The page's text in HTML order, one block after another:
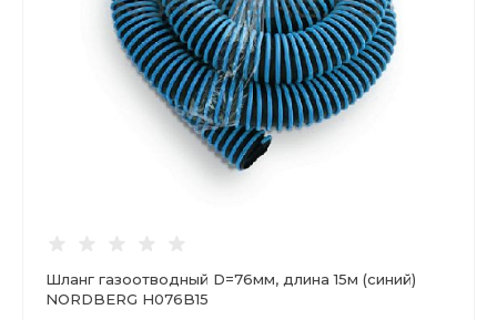
Шланг газоотводный D=76мм, длина 15м (синий)
NORDBERG H076B15